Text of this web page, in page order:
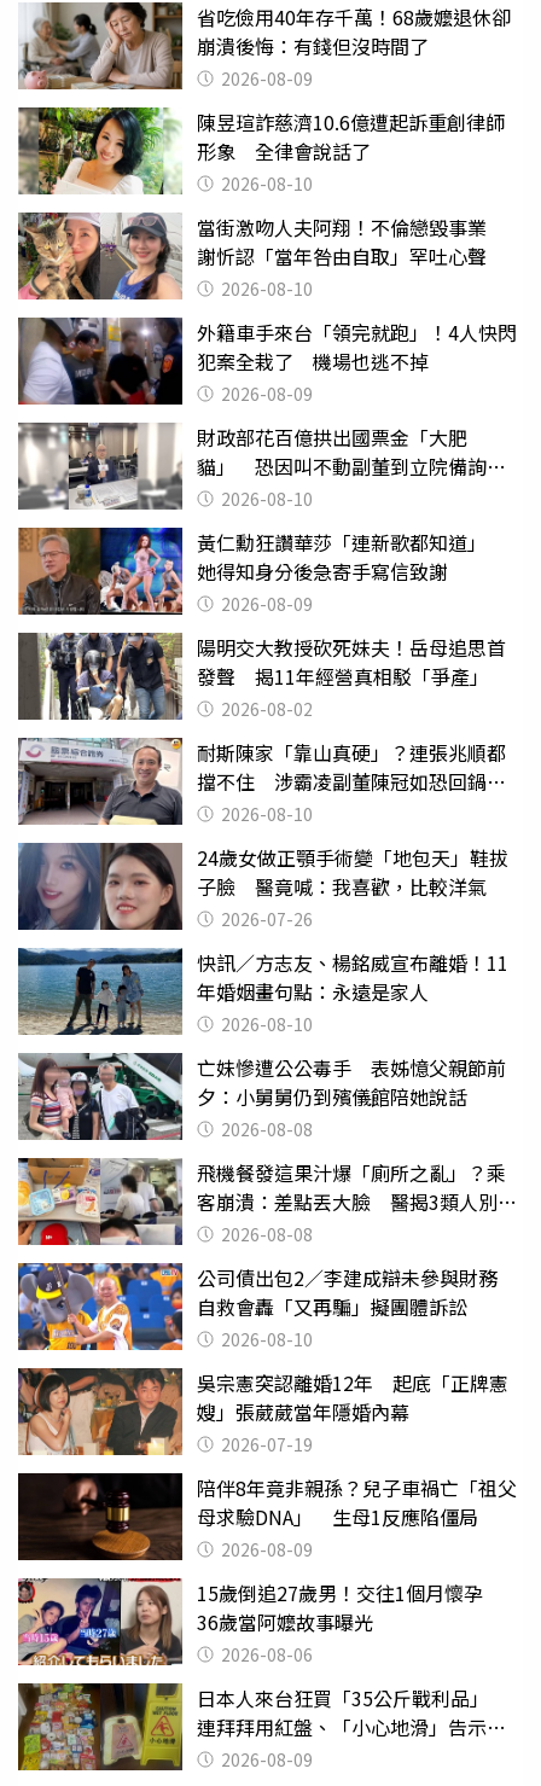
省吃儉用40年存千萬！68歲嬤退休卻
崩潰後悔：有錢但沒時間了
2026-08-09
陳昱瑄詐慈濟10.6億遭起訴重創律師
形象 全律會說話了
2026-08-10
當街激吻人夫阿翔！不倫戀毀事業
謝忻認「當年咎由自取」罕吐心聲
2026-08-10
外籍車手來台「領完就跑」！4人快閃
犯案全栽了 機場也逃不掉
2026-08-09
財政部花百億拱出國票金「大肥
貓」 恐因叫不動副董到立院備詢惹
議 2026-08-10
黃仁勳狂讚華莎「連新歌都知道」
她得知身分後急寄手寫信致謝
2026-08-09
陽明交大教授砍死妹夫！岳母追思首
發聲 揭11年經營真相駁「爭產」
2026-08-02
耐斯陳家「靠山真硬」？連張兆順都
擋不住 涉霸凌副董陳冠如恐回鍋國
票證2026-08-10
24歲女做正顎手術變「地包天」鞋拔
子臉 醫竟喊：我喜歡，比較洋氣
2026-07-26
快訊／方志友、楊銘威宣布離婚！11
年婚姻畫句點：永遠是家人
2026-08-10
亡妹慘遭公公毒手 表姊憶父親節前
夕：小舅舅仍到殯儀館陪她說話
2026-08-08
飛機餐發這果汁爆「廁所之亂」？乘
客崩潰：差點丟大臉 醫揭3類人別亂
喝 2026-08-08
公司債出包2／李建成辯未參與財務
自救會轟「又再騙」擬團體訴訟
2026-08-10
吳宗憲突認離婚12年 起底「正牌憲
嫂」張葳葳當年隱婚內幕
2026-07-19
陪伴8年竟非親孫？兒子車禍亡「祖父
母求驗DNA」 生母1反應陷僵局
2026-08-09
15歲倒追27歲男！交往1個月懷孕
36歲當阿嬤故事曝光
2026-08-06
日本人來台狂買「35公斤戰利品」
連拜拜用紅盤、「小心地滑」告示牌
也帶回家
2026-08-09